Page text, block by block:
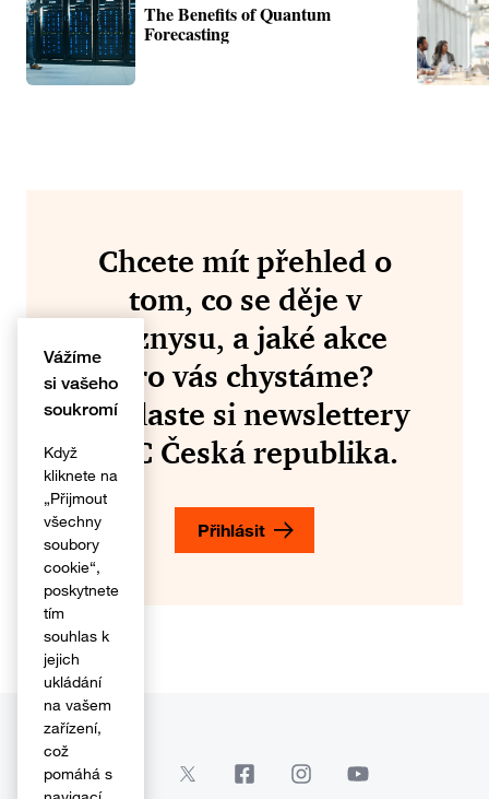
The Benefits of Quantum
Forecasting
Chcete mít přehled o
tom, co se děje v
byznysu, a jaké akce
pro vás chystáme?
Přihlaste si newslettery
PwC Česká republika.
Přihlásit
Vážíme
si vašeho
soukromí
Když
kliknete na
„Přijmout
všechny
soubory
cookie“,
poskytnete
tím
souhlas k
jejich
ukládání
na vašem
zařízení,
což
pomáhá s